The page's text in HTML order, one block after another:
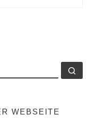
WEBSEITE